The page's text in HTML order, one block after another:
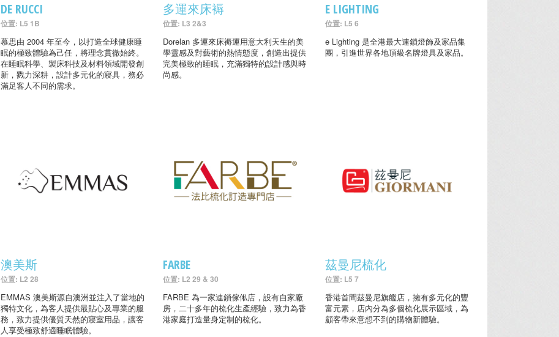
DE RUCCI
位置: L5 1B
慕思由 2004 年至今，以打造全球健康睡
眠的極致體驗為己任，將理念貫徹始終。
在睡眠科學、製床科技及材料領域開發創
新，戮力深耕，設計多元化的寢具，務必
滿足客人不同的需求。
多運來床褥
位置: L3 2&3
Dorelan 多運來床褥運用意大利天生的美
學靈感及對藝術的熱情態度，創造出提供
完美極致的睡眠，充滿獨特的設計感與時
尚感。
E LIGHTING
位置: L5 6
e Lighting 是全港最大連鎖燈飾及家品集
團，引進世界各地頂級名牌燈具及家品。
澳美斯
位置: L2 28
EMMAS 澳美斯源自澳洲並注入了當地的
獨特文化，為客人提供最貼心及專業的服
務，致力提供優質天然的寢室用品，讓客
人享受極致舒適睡眠體驗。
FARBE
位置: L2 29 & 30
FARBE 為一家連鎖傢俬店，設有自家廠
房，二十多年的梳化生產經驗，致力為香
港家庭打造量身定制的梳化。
茲曼尼梳化
位置: L5 7
香港首間茲曼尼旗艦店，擁有多元化的豐
富元素，店內分為多個梳化展示區域，為
顧客帶來意想不到的購物新體驗。